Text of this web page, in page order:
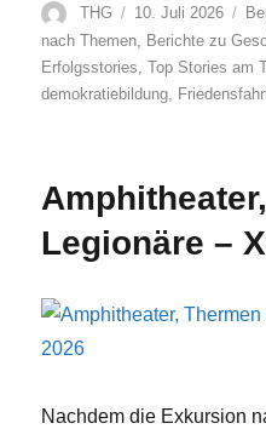
Autor
THG
Veröffentlicht
am
10. Juli 2026
nach Themen Berichte zu
Erfolgsstories ,Top Stories am
demokratiebildung
Legionäre –
Nachdem die Exkursion